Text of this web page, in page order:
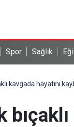
Spor Sağlık
kavgada hayatını